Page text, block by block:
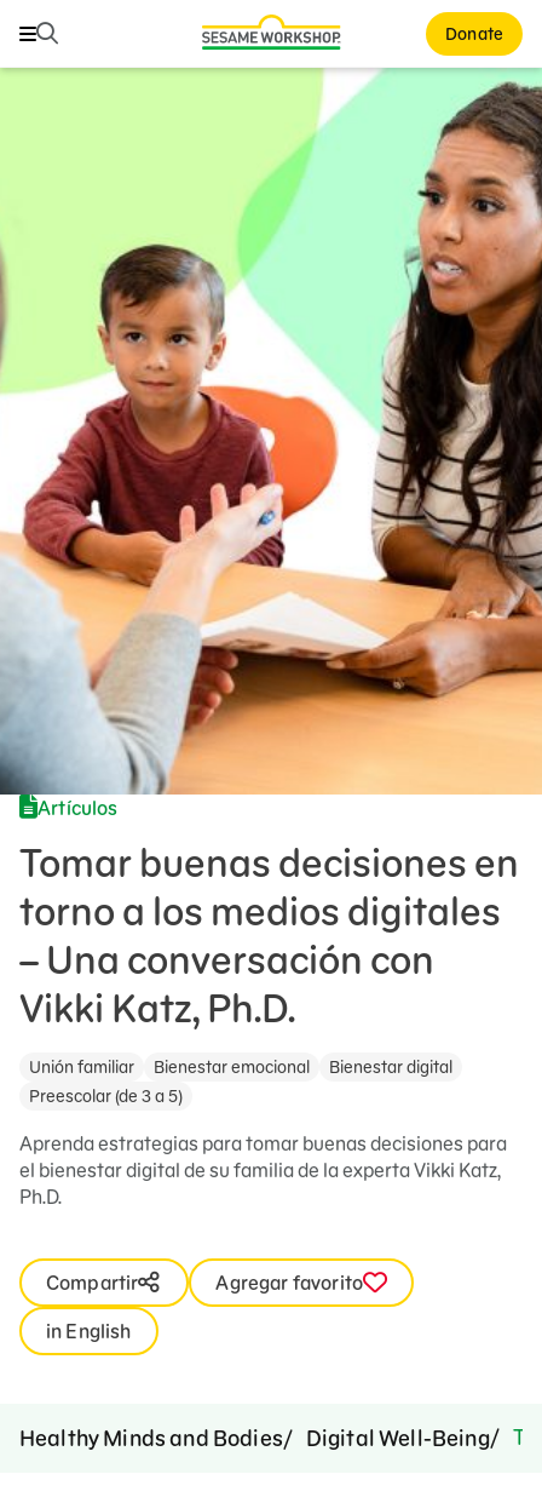
Buscar Donate
Buscar
Tough Topics
Courses and Webinars
Games and Storybooks
Our Work
About Us
Support Us
Artículos
Tomar buenas decisiones en
torno a los medios digitales
– Una conversación con
Vikki Katz, Ph.D.
Unión familiar Bienestar emocional
Bienestar digital
Preescolar (de 3 a 5)
Aprenda estrategias para tomar buenas decisiones para
el bienestar digital de su familia de la experta Vikki Katz,
Ph.D.
Compartir
Agregar favorito
in English
Healthy Minds and Bodies Digital Well-Being